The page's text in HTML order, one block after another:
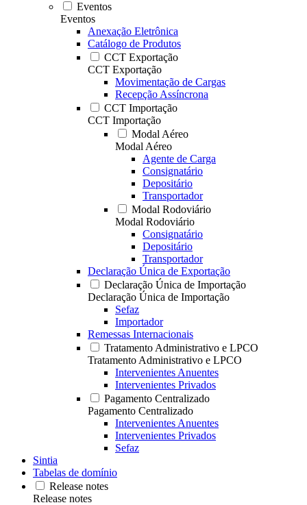
Eventos
Eventos
Anexação Eletrônica
Catálogo de Produtos
CCT Exportação
CCT Exportação
Movimentação de Cargas
Recepção Assíncrona
CCT Importação
CCT Importação
Modal Aéreo
Modal Aéreo
Agente de Carga
Consignatário
Depositário
Transportador
Modal Rodoviário
Modal Rodoviário
Consignatário
Depositário
Transportador
Declaração Única de Exportação
Declaração Única de Importação
Declaração Única de Importação
Sefaz
Importador
Remessas Internacionais
Tratamento Administrativo e LPCO
Tratamento Administrativo e LPCO
Intervenientes Anuentes
Intervenientes Privados
Pagamento Centralizado
Pagamento Centralizado
Intervenientes Anuentes
Intervenientes Privados
Sefaz
Sintia
Tabelas de domínio
Release notes
Release notes